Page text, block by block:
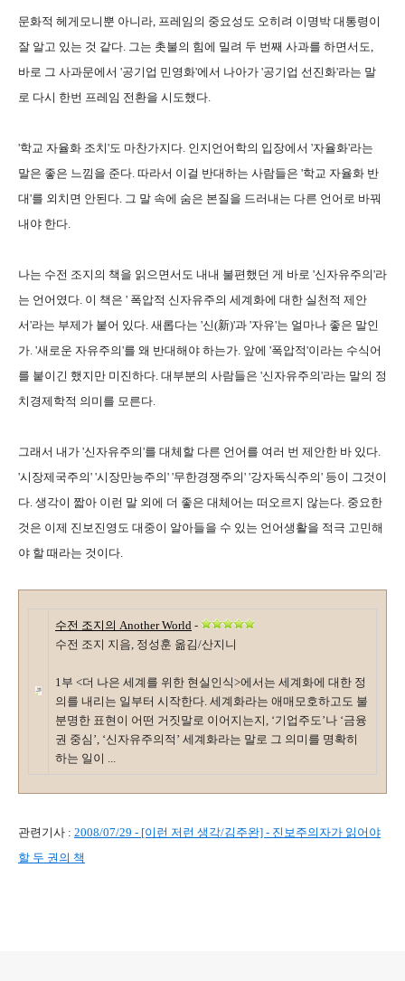
문화적 헤게모니뿐 아니라, 프레임의 중요성도 오히려 이명박 대통령이
잘 알고 있는 것 같다. 그는 촛불의 힘에 밀려 두 번째 사과를 하면서도,
바로 그 사과문에서 '공기업 민영화'에서 나아가 '공기업 선진화'라는 말
로 다시 한번 프레임 전환을 시도했다.
'학교 자율화 조치'도 마찬가지다. 인지언어학의 입장에서 '자율화'라는
말은 좋은 느낌을 준다. 따라서 이걸 반대하는 사람들은 '학교 자율화 반
대'를 외치면 안된다. 그 말 속에 숨은 본질을 드러내는 다른 언어로 바꿔
내야 한다.
나는 수전 조지의 책을 읽으면서도 내내 불편했던 게 바로 '신자유주의'라
는 언어였다. 이 책은 ' 폭압적 신자유주의 세계화에 대한 실천적 제안
서'라는 부제가 붙어 있다. 새롭다는 '신(新)'과 '자유'는 얼마나 좋은 말인
가. '새로운 자유주의'를 왜 반대해야 하는가. 앞에 '폭압적'이라는 수식어
를 붙이긴 했지만 미진하다. 대부분의 사람들은 '신자유주의'라는 말의 정
치경제학적 의미를 모른다.
그래서 내가 '신자유주의'를 대체할 다른 언어를 여러 번 제안한 바 있다.
'시장제국주의' '시장만능주의' '무한경쟁주의' '강자독식주의' 등이 그것이
다. 생각이 짧아 이런 말 외에 더 좋은 대체어는 떠오르지 않는다. 중요한
것은 이제 진보진영도 대중이 알아들을 수 있는 언어생활을 적극 고민해
야 할 때라는 것이다.
수전 조지의 Another World -
수전 조지 지음, 정성훈 옮김/산지니
1부 <더 나은 세계를 위한 현실인식>에서는 세계화에 대한 정
의를 내리는 일부터 시작한다. 세계화라는 애매모호하고도 불
분명한 표현이 어떤 거짓말로 이어지는지, ‘기업주도’나 ‘금융
권 중심’, ‘신자유주의적’ 세계화라는 말로 그 의미를 명확히
하는 일이 ...
관련기사 : 2008/07/29 - [이런 저런 생각/김주완] - 진보주의자가 읽어야
할 두 권의 책